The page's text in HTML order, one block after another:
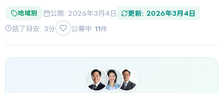
地域別 公開: 2026年3月4日 更新: 2026年3月4日
読了目安: 3分 公募中 11件